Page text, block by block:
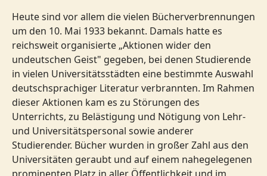
Heute sind vor allem die vielen Bücherverbrennungen
um den 10. Mai 1933 bekannt. Damals hatte es
reichsweit organisierte „Aktionen wider den
undeutschen Geist" gegeben, bei denen Studierende
in vielen Universitätsstädten eine bestimmte Auswahl
deutschsprachiger Literatur verbrannten. Im Rahmen
dieser Aktionen kam es zu Störungen des
Unterrichts, zu Belästigung und Nötigung von Lehr-
und Universitätspersonal sowie anderer
Studierender. Bücher wurden in großer Zahl aus den
Universitäten geraubt und auf einem nahegelegenen
prominenten Platz in aller Öffentlichkeit und im